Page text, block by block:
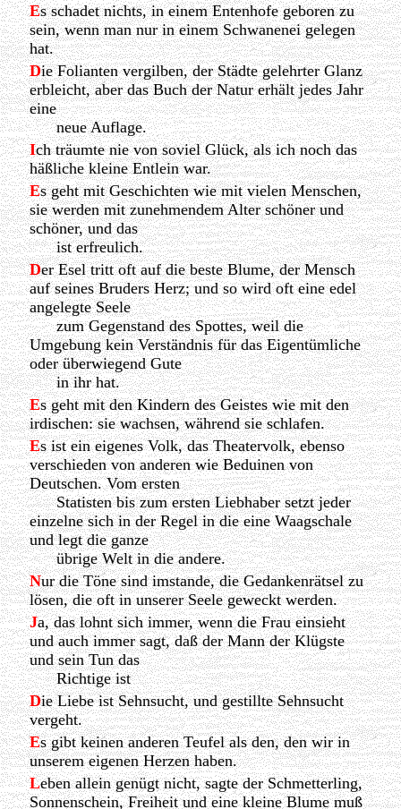
Es schadet nichts, in einem Entenhofe geboren zu
sein, wenn man nur in einem Schwanenei gelegen
hat.
Die Folianten vergilben, der Städte gelehrter Glanz
erbleicht, aber das Buch der Natur erhält jedes Jahr
eine
neue Auflage.
Ich träumte nie von soviel Glück, als ich noch das
häßliche kleine Entlein war.
Es geht mit Geschichten wie mit vielen Menschen,
sie werden mit zunehmendem Alter schöner und
schöner, und das
ist erfreulich.
Der Esel tritt oft auf die beste Blume, der Mensch
auf seines Bruders Herz; und so wird oft eine edel
angelegte Seele
zum Gegenstand des Spottes, weil die
Umgebung kein Verständnis für das Eigentümliche
oder überwiegend Gute
in ihr hat.
Es geht mit den Kindern des Geistes wie mit den
irdischen: sie wachsen, während sie schlafen.
Es ist ein eigenes Volk, das Theatervolk, ebenso
verschieden von anderen wie Beduinen von
Deutschen. Vom ersten
Statisten bis zum ersten Liebhaber setzt jeder
einzelne sich in der Regel in die eine Waagschale
und legt die ganze
übrige Welt in die andere.
Nur die Töne sind imstande, die Gedankenrätsel zu
lösen, die oft in unserer Seele geweckt werden.
Ja, das lohnt sich immer, wenn die Frau einsieht
und auch immer sagt, daß der Mann der Klügste
und sein Tun das
Richtige ist
Die Liebe ist Sehnsucht, und gestillte Sehnsucht
vergeht.
Es gibt keinen anderen Teufel als den, den wir in
unserem eigenen Herzen haben.
Leben allein genügt nicht, sagte der Schmetterling,
Sonnenschein, Freiheit und eine kleine Blume muß